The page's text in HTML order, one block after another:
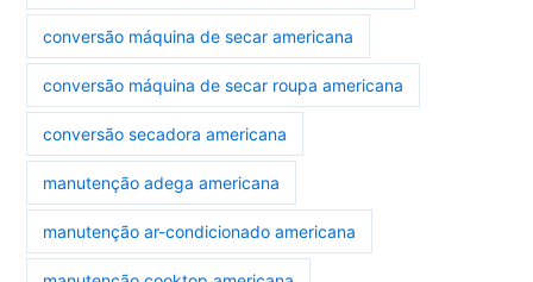
conversão máquina de secar americana
conversão máquina de secar roupa americana
conversão secadora americana
manutenção adega americana
manutenção ar-condicionado americana